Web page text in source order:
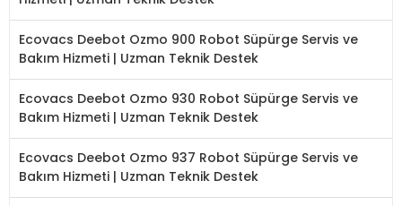
Ecovacs Deebot Ozmo 900 Robot Süpürge Servis ve
Bakım Hizmeti | Uzman Teknik Destek
Ecovacs Deebot Ozmo 930 Robot Süpürge Servis ve
Bakım Hizmeti | Uzman Teknik Destek
Ecovacs Deebot Ozmo 937 Robot Süpürge Servis ve
Bakım Hizmeti | Uzman Teknik Destek